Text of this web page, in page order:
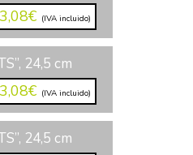
(IVA incluido)
24,5 cm
(IVA incluido)
24,5 cm